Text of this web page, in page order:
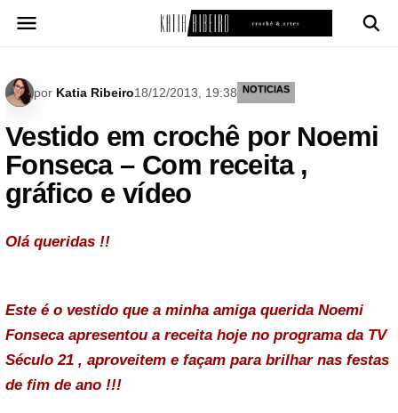
para
por Katia Ribeiro18/12/2013, 19:38 NOTICIAS
Vestido em crochê por Noemi
Fonseca – Com receita ,
gráfico e vídeo
Olá queridas !!
Este é o vestido que a minha amiga querida Noemi
Fonseca apresentou a receita hoje no programa da TV
Século 21 , aproveitem e façam para brilhar nas festas
de fim de ano !!!